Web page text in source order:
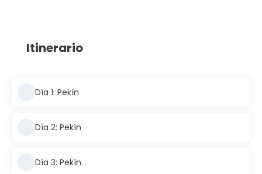
Itinerario
Día 1: Pekín
Día 2: Pekín
Día 3: Pekín